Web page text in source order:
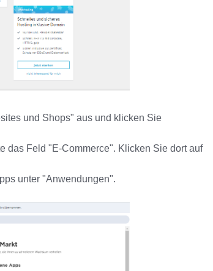
und Shops" aus und klicken Sie
das Feld "E-Commerce". Klicken Sie dort auf
unter "Anwendungen".